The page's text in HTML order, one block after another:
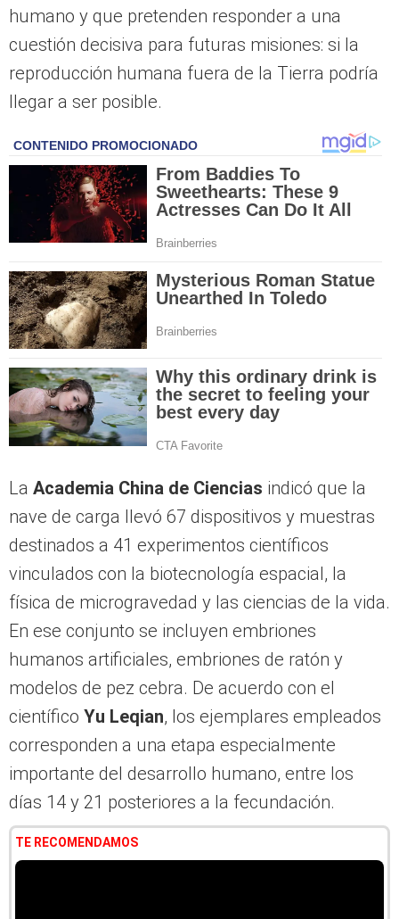
humano y que pretenden responder a una
cuestión decisiva para futuras misiones: si la
reproducción humana fuera de la Tierra podría
llegar a ser posible.
La Academia China de Ciencias indicó que la
nave de carga llevó 67 dispositivos y muestras
destinados a 41 experimentos científicos
vinculados con la biotecnología espacial, la
física de microgravedad y las ciencias de la vida.
En ese conjunto se incluyen embriones
humanos artificiales, embriones de ratón y
modelos de pez cebra. De acuerdo con el
científico Yu Leqian, los ejemplares empleados
corresponden a una etapa especialmente
importante del desarrollo humano, entre los
días 14 y 21 posteriores a la fecundación.
TE RECOMENDAMOS